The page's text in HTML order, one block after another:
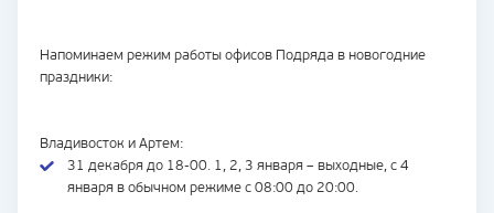
Напоминаем режим работы офисов Подряда в новогодние
праздники:
Владивосток и Артем:
31 декабря до 18-00. 1, 2, 3 января – выходные, с 4
января в обычном режиме с 08:00 до 20:00.